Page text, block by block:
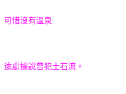
可惜沒有溫泉
逺處據說曾犯土石流。